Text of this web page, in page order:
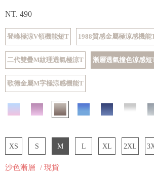
NT. 490
登峰極涼V領機能短T 1988質感金屬極涼感機能
二代雙疊M紋理透氣極涼T 漸層透氣撞色涼感短
歌德金屬M字極涼感機能T
XS S M L XL 2XL
沙色漸層 / 現貨